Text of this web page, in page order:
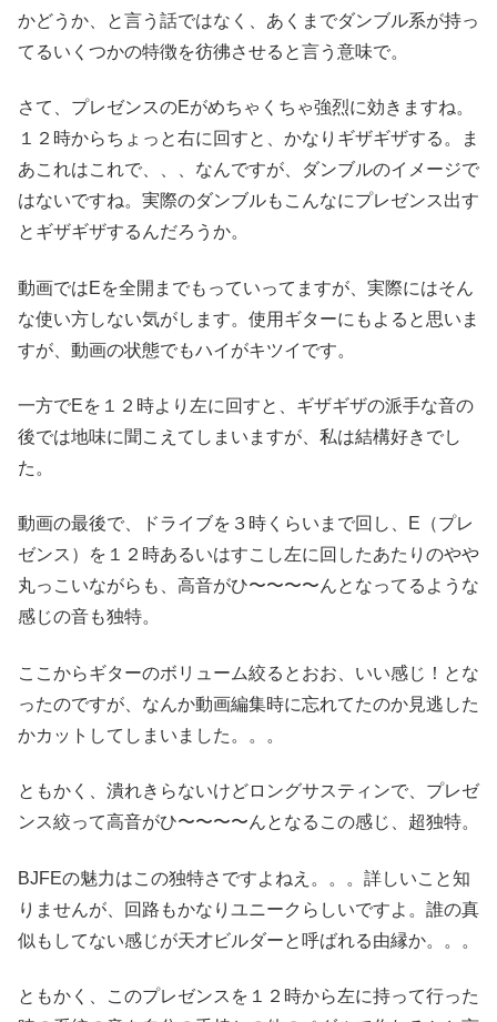
かどうか、と言う話ではなく、あくまでダンブル系が持っ
てるいくつかの特徴を彷彿させると言う意味で。
さて、プレゼンスのEがめちゃくちゃ強烈に効きますね。
１２時からちょっと右に回すと、かなりギザギザする。ま
あこれはこれで、、、なんですが、ダンブルのイメージで
はないですね。実際のダンブルもこんなにプレゼンス出す
とギザギザするんだろうか。
動画ではEを全開までもっていってますが、実際にはそん
な使い方しない気がします。使用ギターにもよると思いま
すが、動画の状態でもハイがキツイです。
一方でEを１２時より左に回すと、ギザギザの派手な音の
後では地味に聞こえてしまいますが、私は結構好きでし
た。
動画の最後で、ドライブを３時くらいまで回し、E（プレ
ゼンス）を１２時あるいはすこし左に回したあたりのやや
丸っこいながらも、高音がひ〜〜〜〜んとなってるような
感じの音も独特。
ここからギターのボリューム絞るとおお、いい感じ！とな
ったのですが、なんか動画編集時に忘れてたのか見逃した
かカットしてしまいました。。。
ともかく、潰れきらないけどロングサスティンで、プレゼ
ンス絞って高音がひ〜〜〜〜んとなるこの感じ、超独特。
BJFEの魅力はこの独特さですよねえ。。。詳しいこと知
りませんが、回路もかなりユニークらしいですよ。誰の真
似もしてない感じが天才ビルダーと呼ばれる由縁か。。。
ともかく、このプレゼンスを１２時から左に持って行った